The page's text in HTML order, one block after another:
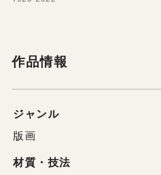
作品情報
ジャンル
版画
材質・技法